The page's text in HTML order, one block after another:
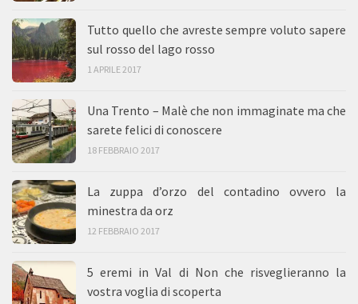
Tutto quello che avreste sempre voluto sapere
sul rosso del lago rosso
1 APRILE 2017
Una Trento – Malè che non immaginate ma che
sarete felici di conoscere
18 FEBBRAIO 2017
La zuppa d’orzo del contadino ovvero la
minestra da orz
12 FEBBRAIO 2017
5 eremi in Val di Non che risveglieranno la
vostra voglia di scoperta